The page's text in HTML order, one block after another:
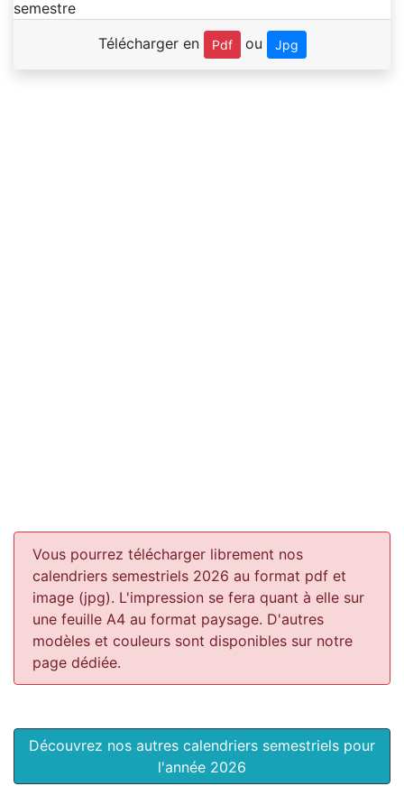
Télécharger en Pdf ou Jpg
Vous pourrez télécharger librement nos
calendriers semestriels 2026 au format pdf et
image (jpg). L'impression se fera quant à elle sur
une feuille A4 au format paysage. D'autres
modèles et couleurs sont disponibles sur notre
page dédiée.
Découvrez nos autres calendriers semestriels pour
l'année 2026